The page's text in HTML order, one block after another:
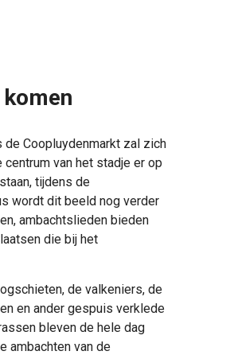
Coopluydenmarkt zal zich
van het stadje er op
tijdens de
wordt dit beeld nog verder
ambachtslieden bieden
die bij het
de valkeniers, de
en ander gespuis verklede
bleven de hele dag
ambachten van de